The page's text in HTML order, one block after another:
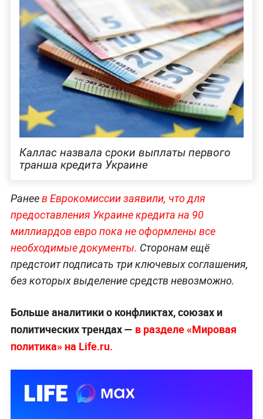
Каллас назвала сроки выплаты первого
транша кредита Украине
Ранеев Еврокомиссии заявили, что для
предоставления Украине кредита на 90
миллиардов евро пока не оформлены все
необходимые документы. Сторонам ещё
предстоит подписать три ключевых соглашения,
без которых выделение средств невозможно.
Больше аналитики о конфликтах, союзах и
политических трендах — в разделе «Мировая
политика» на Life.ru.